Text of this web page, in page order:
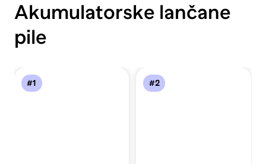
Akumulatorske lančane
pile
#1 #2